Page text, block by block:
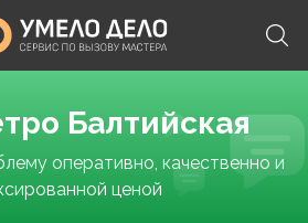
Балтийская
оперативно, качественно и
ценой